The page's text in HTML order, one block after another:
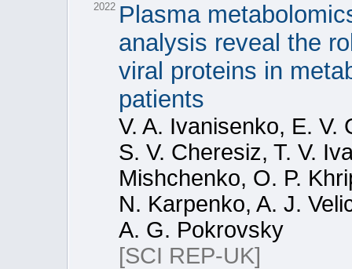
2022 Plasma
analysis reveal the
viral proteins in
patients
V. A. Ivanisenko, E. V.
S. V. Cheresiz, T. V.
Mishchenko, O. P.
N. Karpenko, A. J.
A. G. Pokrovsky
[SCI REP-UK]